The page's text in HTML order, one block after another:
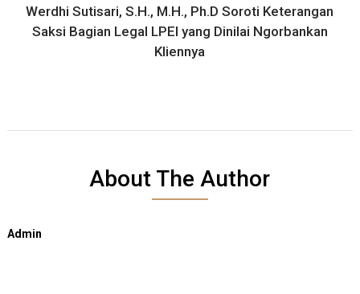
Werdhi Sutisari, S.H., M.H., Ph.D Soroti Keterangan
Saksi Bagian Legal LPEI yang Dinilai Ngorbankan
Kliennya
About The Author
Admin